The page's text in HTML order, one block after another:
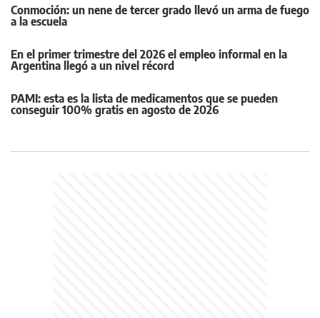
Conmoción: un nene de tercer grado llevó un arma de fuego
a la escuela
En el primer trimestre del 2026 el empleo informal en la
Argentina llegó a un nivel récord
PAMI: esta es la lista de medicamentos que se pueden
conseguir 100% gratis en agosto de 2026